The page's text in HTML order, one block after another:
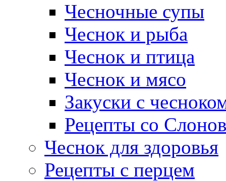
Чесночные супы
Чеснок и рыба
Чеснок и птица
Чеснок и мясо
Закуски с
Рецепты со
Чеснок для здоровья
Рецепты с перцем